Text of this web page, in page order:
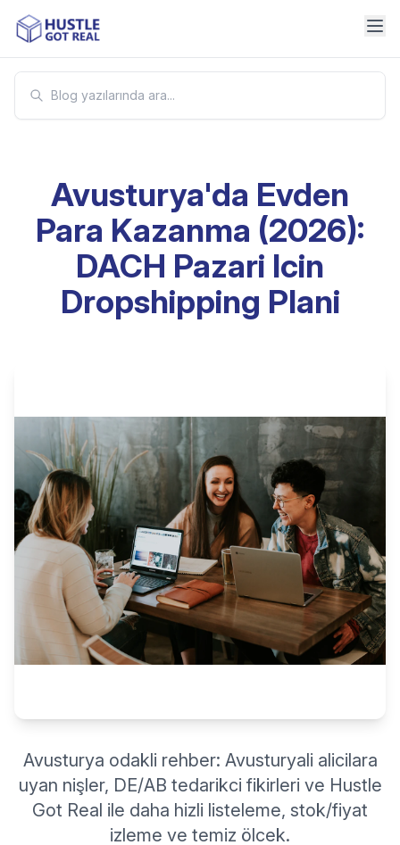
Avusturya'da Evden
Para Kazanma (2026):
DACH Pazari Icin
Dropshipping Plani
Avusturya odakli rehber: Avusturyali alicilara
uyan nişler, DE/AB tedarikci fikirleri ve Hustle
Got Real ile daha hizli listeleme, stok/fiyat
izleme ve temiz ölcek.